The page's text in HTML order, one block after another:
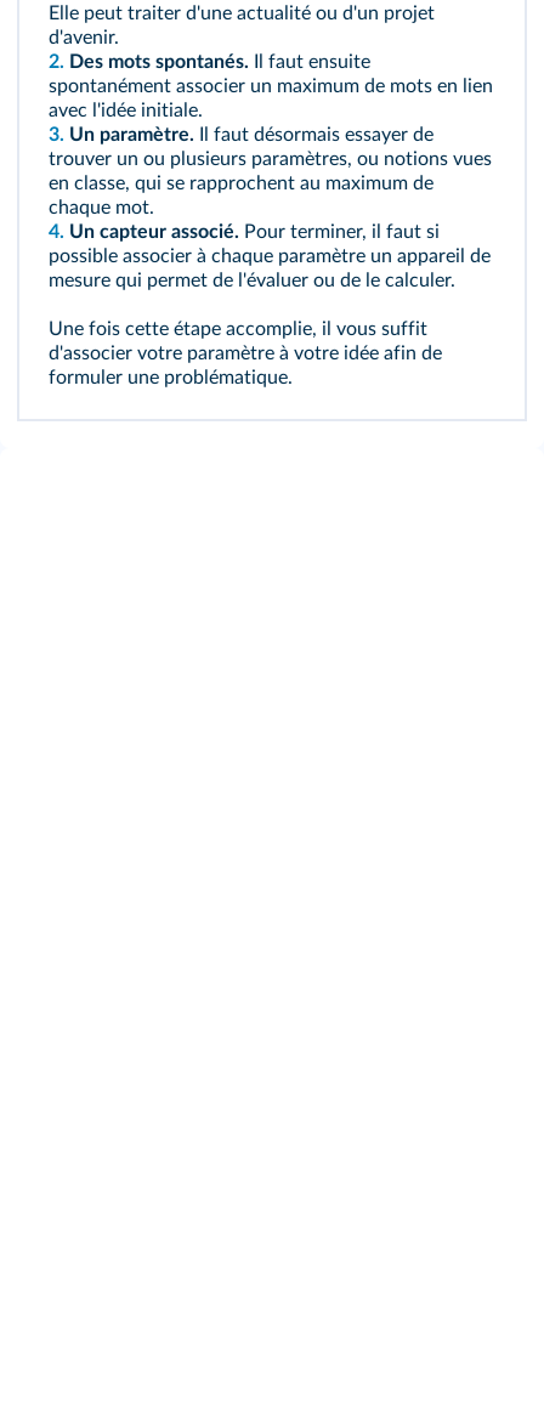
Elle peut traiter d'une actualité ou d'un projet
d'avenir.
2. Des mots spontanés. Il faut ensuite
spontanément associer un maximum de mots en lien
avec l'idée initiale.
3. Un paramètre. Il faut désormais essayer de
trouver un ou plusieurs paramètres, ou notions vues
en classe, qui se rapprochent au maximum de
chaque mot.
4. Un capteur associé. Pour terminer, il faut si
possible associer à chaque paramètre un appareil de
mesure qui permet de l'évaluer ou de le calculer.
Une fois cette étape accomplie, il vous suffit
d'associer votre paramètre à votre idée afin de
formuler une problématique.